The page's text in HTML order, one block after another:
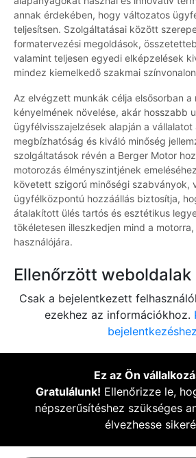
annak érdekében, hogy változatos
teljesítsen. Szolgáltatásai között
formatervezési megoldások,
valamint teljesen egyedi elképzelések
mindez kiemelkedő szakmai
Az elvégzett munkák célja elsősorban a
kényelmének növelése, akár hosszabb
ügyfélvisszajelzések alapján a vállalatot
megbízhatóság és kiváló minőség
szolgáltatások révén a Berger Motor
motorozás élményszintjének
követett szigorú minőségi szabványok,
ügyfélközpontú hozzáállás biztosítja,
átalakított ülés tartós és esztétikus
tökéletesen illeszkedjen mind a motorra,
használójára.
Ellenőrzött weboldalak
Csak a bejelentkezett
ezekhez az információkhoz.
Ez az Ön
Gratulálunk! Ellenőrizze le,
népszerűsítéshez szükséges
élvezhesse